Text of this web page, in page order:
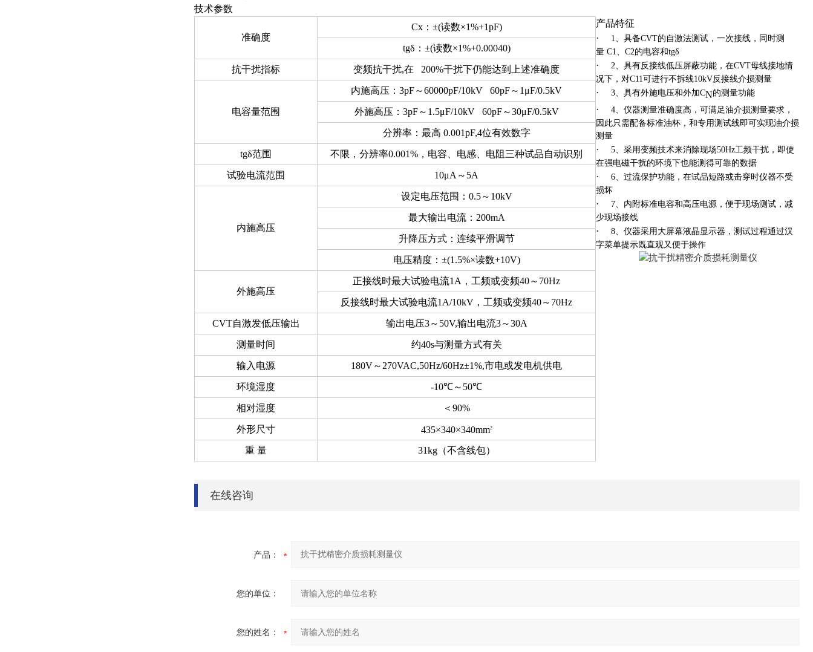
技术参数
准确度
Cx： ±(读数×1%+1pF)
tgδ ： ±(读数×1%+0.00040)
抗干扰指标 变频抗干扰,在 200%干扰下仍能达到上述准确度
电容量范围
内施高压： 3pF～60000pF/10kV 60pF～ 1μF/0.5kV
外施高压： 3pF～ 1.5μF/10kV 60pF～30μF/0.5kV
分辨率：最高 0.001pF,4位有效数字
tgδ范围 不限，分辨率0.001% ，电容、电感、电阻三种试品自动识别
试验电流范围 10μA ～ 5A
内施高压
设定电压范围： 0.5～ 10kV
最大输出电流： 200mA
升降压方式：连续平滑调节
电压精度： ±(1.5%×读数+10V)
外施高压
正接线时最大试验电流1A ，工频或变频40～ 70Hz
反接线时最大试验电流1A/10kV ，工频或变频40～ 70Hz
CVT自激发低压输出 输出电压3～ 50V,输出电流3～30A
测量时间 约40s与测量方式有关
输入电源 180V～ 270VAC,50Hz/60Hz±1%,市电或发电机供电
环境湿度 -10℃～ 50℃
相对湿度 ＜ 90%
外形尺寸 435×340×340mm2
重 量 31kg（不含线包）
产品特征
·
1 、具备CVT的自激法测试，一次接线，同时测
量 C1 C2的电容和tgδ
· 2 、具有反接线低压屏蔽功能，在CVT母线接地情
况下，对C11可进行不拆线10kV反接线介损测量
· 3 、具有外施电压和外加CN的测量功能
· 4 、仪器测量准确度高，可满足油介损测量要求，
因此只需配备标准油杯，和专用测试线即可实现油介损
测量
· 5 、采用变频技术来消除现场50Hz工频干扰，即使
在强电磁干扰的环境下也能测得可靠的数据
· 6 、过流保护功能，在试品短路或击穿时仪器不受
损坏
· 7 、内附标准电容和高压电源，便于现场测试，减
少现场接线
· 8 、仪器采用大屏幕液晶显示器，测试过程通过汉
字菜单提示既直观又便于操作
在线咨询
产品：
您的单位：
您的姓名：